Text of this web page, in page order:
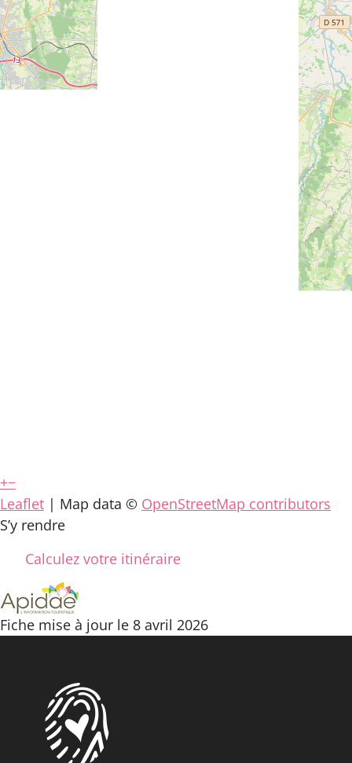
+−
Leaflet | Map data © OpenStreetMap contributors
S’y rendre
Calculez votre itinéraire
Fiche mise à jour le 8 avril 2026